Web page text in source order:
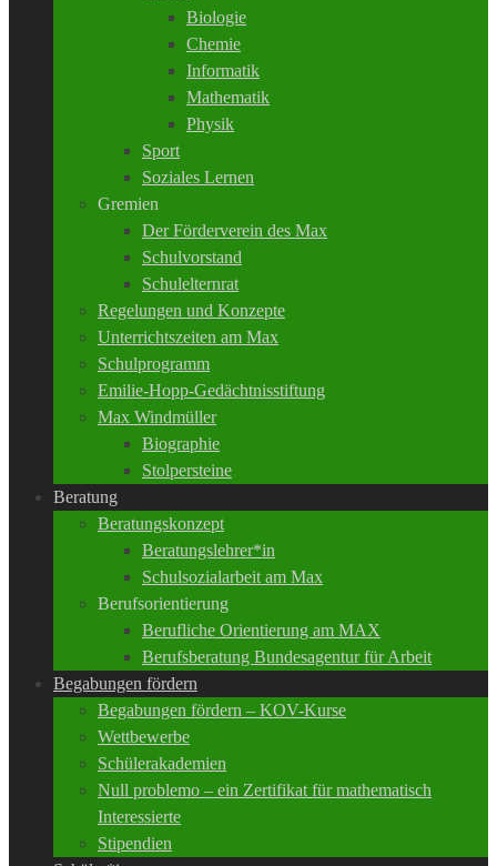
Biologie
Chemie
Informatik
Mathematik
Physik
Sport
Soziales Lernen
Gremien
Der Förderverein des Max
Schulvorstand
Schulelternrat
Regelungen und Konzepte
Unterrichtszeiten am Max
Schulprogramm
Emilie-Hopp-Gedächtnisstiftung
Max Windmüller
Biographie
Stolpersteine
Beratung
Beratungskonzept
Beratungslehrer*in
Schulsozialarbeit am Max
Berufsorientierung
Berufliche Orientierung am MAX
Berufsberatung Bundesagentur für Arbeit
Begabungen fördern
Begabungen fördern – KOV-Kurse
Wettbewerbe
Schülerakademien
Null problemo – ein Zertifikat für mathematisch
Interessierte
Stipendien